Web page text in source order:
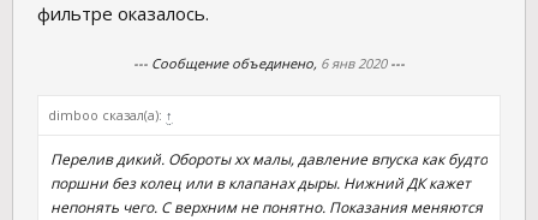
фильтре оказалось.
--- Сообщение объединено, 6 янв 2020---
dimboo сказал(а): ↑
Перелив дикий. Обороты хх малы, давление впуска как будто
поршни без колец или в клапанах дыры. Нижний ДК кажет
непонять чего. С верхним не понятно. Показания меняются